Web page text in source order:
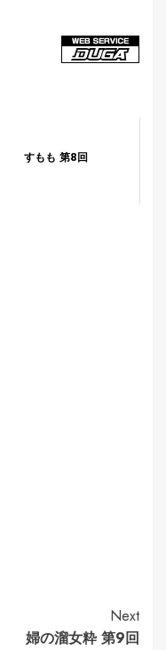
すもも 第8回
Next
婦の溜女粋 第9回